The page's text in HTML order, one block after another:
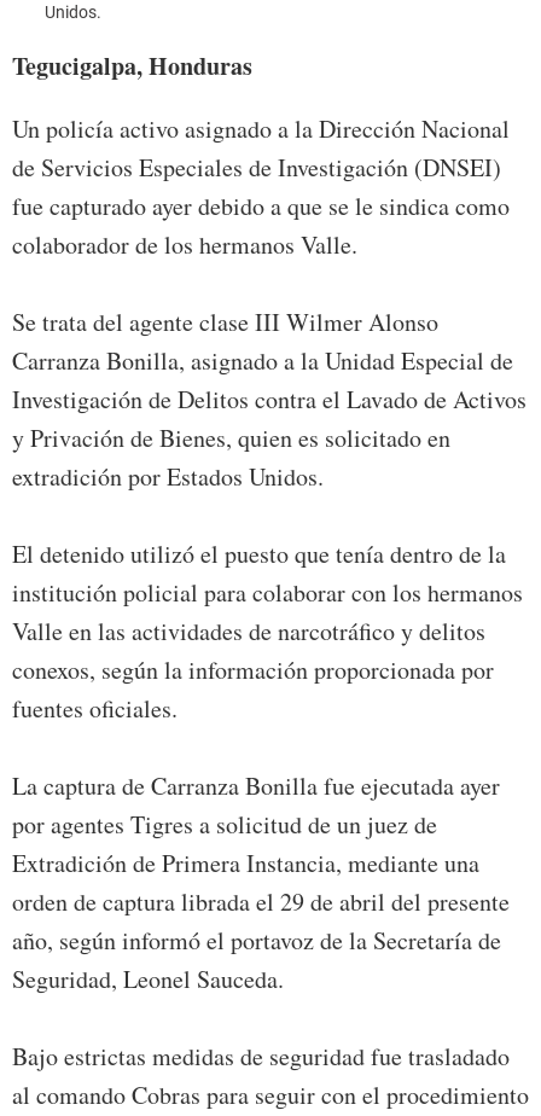
Unidos.
Tegucigalpa, Honduras
Un policía activo asignado a la Dirección Nacional
de Servicios Especiales de Investigación (DNSEI)
fue capturado ayer debido a que se le sindica como
colaborador de los hermanos Valle.
Se trata del agente clase III Wilmer Alonso
Carranza Bonilla, asignado a la Unidad Especial de
Investigación de Delitos contra el Lavado de Activos
y Privación de Bienes, quien es solicitado en
extradición por Estados Unidos.
El detenido utilizó el puesto que tenía dentro de la
institución policial para colaborar con los hermanos
Valle en las actividades de narcotráfico y delitos
conexos, según la información proporcionada por
fuentes oficiales.
La captura de Carranza Bonilla fue ejecutada ayer
por agentes Tigres a solicitud de un juez de
Extradición de Primera Instancia, mediante una
orden de captura librada el 29 de abril del presente
año, según informó el portavoz de la Secretaría de
Seguridad, Leonel Sauceda.
Bajo estrictas medidas de seguridad fue trasladado
al comando Cobras para seguir con el procedimiento